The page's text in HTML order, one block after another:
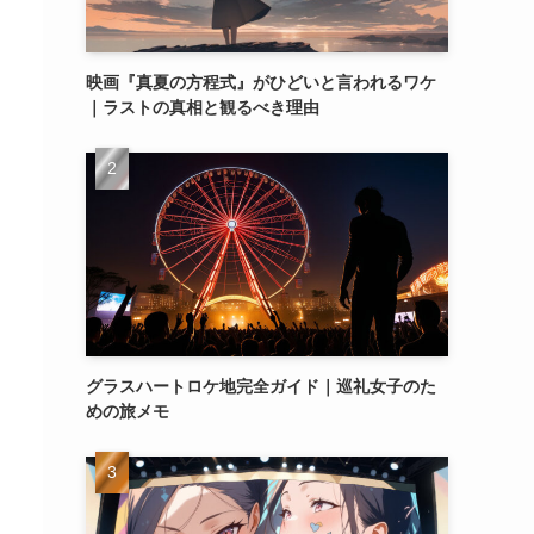
映画『真夏の方程式』がひどいと言われるワケ
｜ラストの真相と観るべき理由
グラスハートロケ地完全ガイド｜巡礼女子のた
めの旅メモ